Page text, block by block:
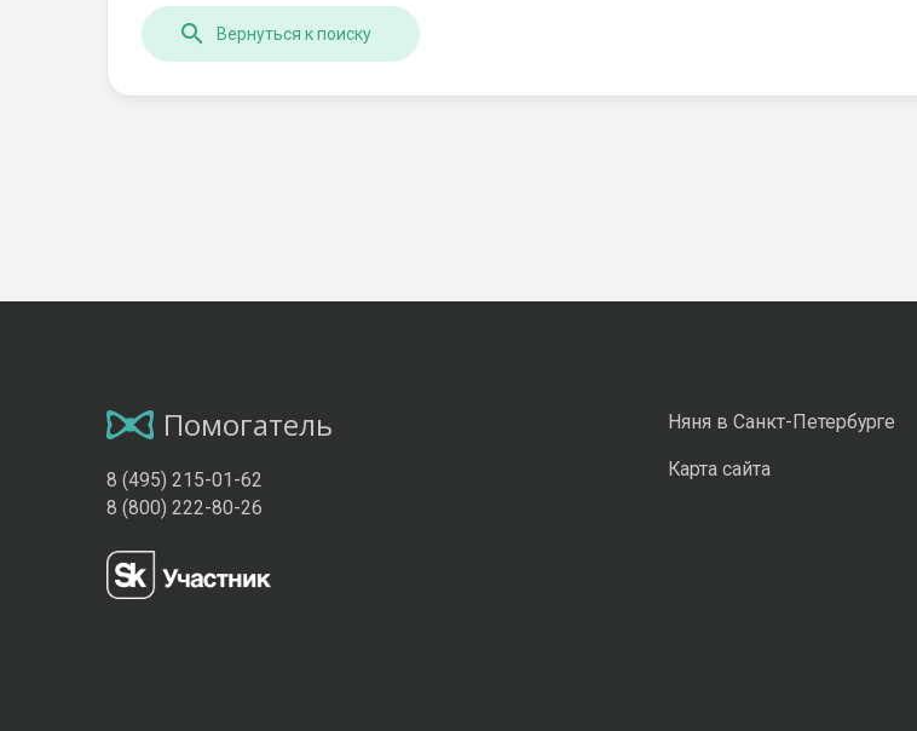
Вернуться к поиску
Помогатель
8 (495) 215-01-62
8 (800) 222-80-26
Няня в Санкт-Петербурге
Карта сайта